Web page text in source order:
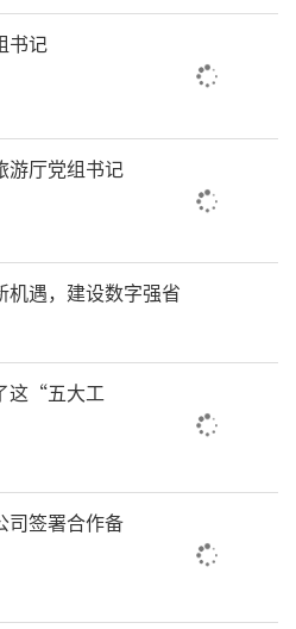
实发挥好地质工作基础
用。三要聚焦地质科技
上全面发力。要加大科
准投入、重点发力”，
”的规模效应，着力构
科创体系更完善、创新
格局。四要聚焦产业转
效上全面发力。要立足
系建设需求，推动地质
、绿色化转型，全面强
聚焦特色品牌培育，在
力。要把特色品牌培育
响力的重要抓手，以品
赋能发展提质。六要聚
发内生动力上全面发
创新年”的主题定位，
书记
游厅党组书记
机遇，建设数字强省
这“五大工
司签署合作备